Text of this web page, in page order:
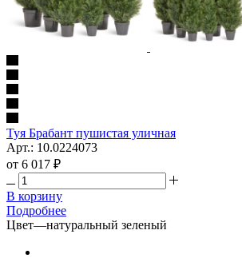
Туя Брабант пушистая уличная
Арт.: 10.0224073
от 6 017 ₽
В корзину
Подробнее
Цвет—натуральный зеленый